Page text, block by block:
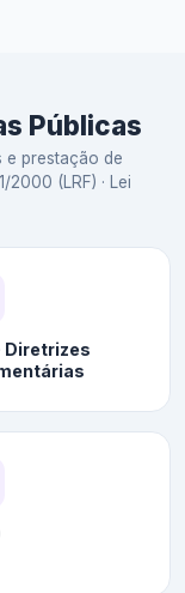
Públicas
e prestação de
2000 (LRF) · Lei
Diretrizes